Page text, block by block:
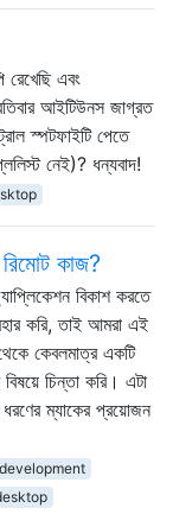
এবং
আইটিউনস জাগ্রত
স্পটফাইটি পেতে
নেই)? ধন্যবাদ!
কাজ?
বিকাশ করতে
করি, তাই আমরা এই
কেবলমাত্র একটি
চিন্তা করি। এটা
ম্যাকের প্রয়োজন
development